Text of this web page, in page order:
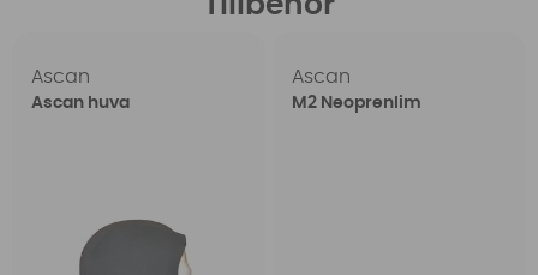
Ascan
Ascan huva
Ascan
M2 Neoprenlim